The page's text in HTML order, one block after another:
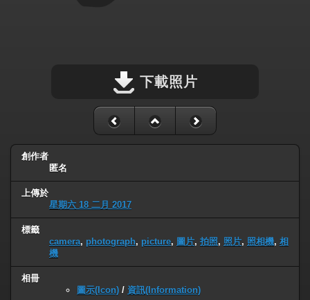
下載照片
創作者
匿名
上傳於
星期六 18 二月 2017
標籤
camera, photograph, picture, 圖片, 拍照, 照片, 照相機, 相
機
相冊
圖示(Icon) / 資訊(Information)